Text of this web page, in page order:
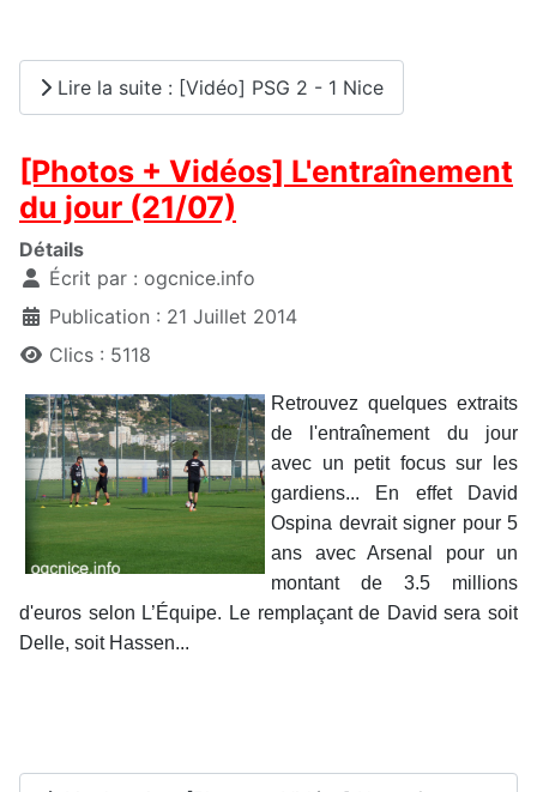
Lire la suite : [Vidéo] PSG 2 - 1 Nice
[Photos + Vidéos] L'entraînement
du jour (21/07)
Détails
Écrit par : ogcnice.info
Publication : 21 Juillet 2014
Clics : 5118
Retrouvez quelques extraits
de l'entraînement du jour
avec un petit focus sur les
gardiens... En effet David
Ospina devrait signer pour 5
ans avec Arsenal pour un
montant de 3.5 millions
d'euros selon L’Équipe. Le remplaçant de David sera soit
Delle, soit Hassen...